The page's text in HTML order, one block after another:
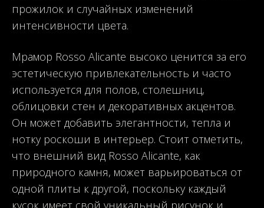
прожилок и случайных изменений
интенсивности цвета.
Мрамор Rosso Alicante высоко ценится за его
эстетическую привлекательность и часто
используется для полов, столешниц,
облицовки стен и декоративных акцентов.
Он может добавить элегантности, тепла и
нотку роскоши в интерьер. Стоит отметить,
что внешний вид Rosso Alicante, как
природного камня, может варьироваться от
одной плиты к другой, поскольку каждый
кусок имеет свой уникальный рисунок и